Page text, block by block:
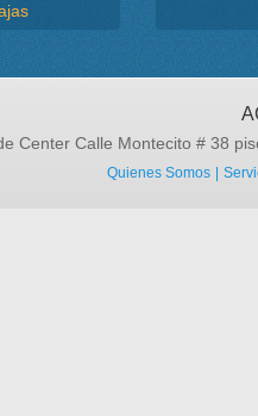
Center Calle Montecito # 38
Quienes Somos